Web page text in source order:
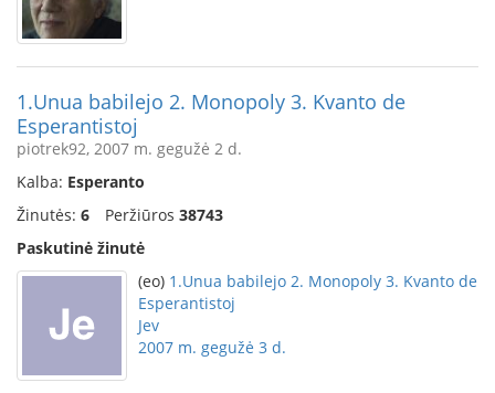
1.Unua babilejo 2. Monopoly 3. Kvanto de
Esperantistoj
piotrek92, 2007 m. gegužė 2 d.
Kalba: Esperanto
Žinutės: 6 Peržiūros 38743
Paskutinė žinutė
(eo) 1.Unua babilejo 2. Monopoly 3. Kvanto de
Esperantistoj
Jev
2007 m. gegužė 3 d.